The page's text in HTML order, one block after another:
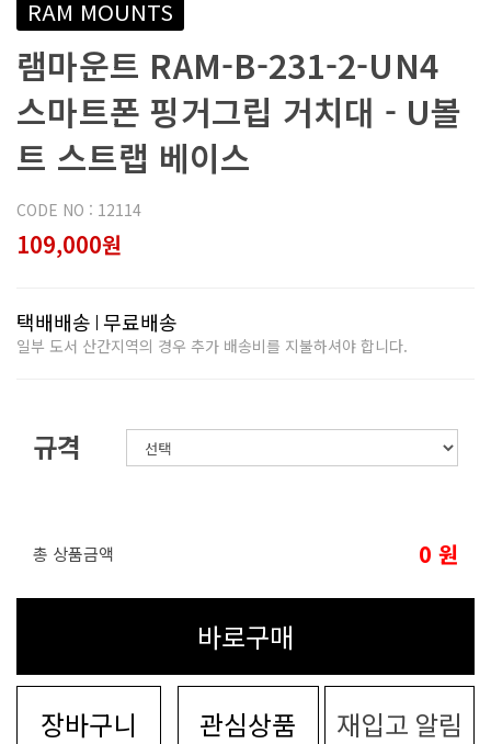
RAM MOUNTS
램마운트 RAM-B-231-2-UN4
스마트폰 핑거그립 거치대 - U볼
트 스트랩 베이스
CODE NO : 12114
109,000원
택배배송 무료배송
일부 도서 산간지역의 경우 추가 배송비를 지불하셔야 합니다.
규격
총 상품금액 0 원
바로구매
장바구니 관심상품 재입고 알림